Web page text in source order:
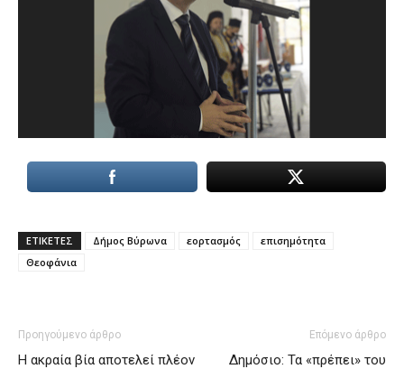
ΕΤΙΚΕΤΕΣ Δήμος Βύρωνα εορτασμός
επισημότητα
Θεοφάνια
Προηγούμενο άρθρο
Η ακραία βία αποτελεί πλέον
Επόμενο άρθρο
Δημόσιο: Τα «πρέπει» του